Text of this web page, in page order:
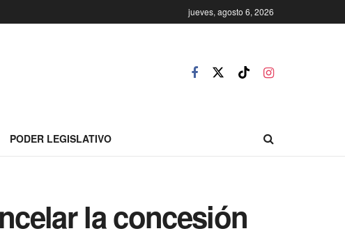
jueves, agosto 6, 2026
PODER LEGISLATIVO
la concesión